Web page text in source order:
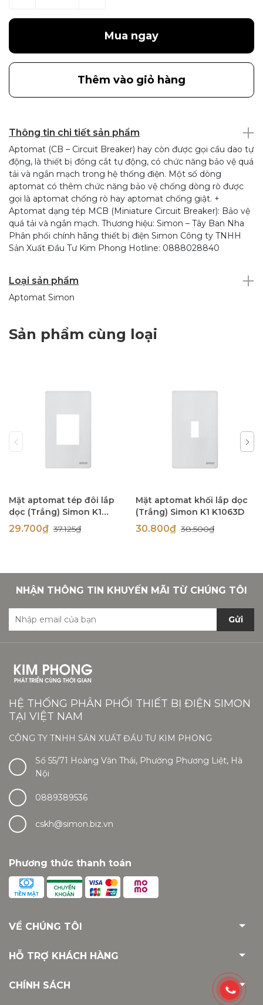
Mua ngay
Thêm vào giỏ hàng
Thông tin chi tiết sản phẩm
Aptomat (CB – Circuit Breaker) hay còn được gọi cầu dao tự
động, là thiết bị đóng cắt tự động, có chức năng bảo vệ quá
tải và ngắn mạch trong hệ thống điện. Một số dòng
aptomat có thêm chức năng bảo vệ chống dòng rò được
gọi là aptomat chống rò hay aptomat chống giật. +
Aptomat dạng tép MCB (Miniature Circuit Breaker): Bảo vệ
quá tải và ngắn mạch. Thương hiệu: Simon – Tây Ban Nha
Phân phối chính hãng thiết bị điện Simon Công ty TNHH
Sản Xuất Đầu Tư Kim Phong Hotline: 0888028840
Loại sản phẩm
Aptomat Simon
Sản phẩm cùng loại
Mặt aptomat tép đôi lắp
dọc (Trắng) Simon K1
K1062D
29.700₫ 37.125₫
Mặt aptomat khối lắp dọc
(Trắng) Simon K1 K1063D
30.800₫ 38.500₫
NHẬN THÔNG TIN KHUYẾN MÃI TỪ CHÚNG TÔI
Gửi
HỆ THỐNG PHÂN PHỐI THIẾT BỊ ĐIỆN SIMON
TẠI VIỆT NAM
CÔNG TY TNHH SẢN XUẤT ĐẦU TƯ KIM PHONG
Số 55/71 Hoàng Văn Thái, Phường Phương Liệt, Hà
Nội
0889389536
cskh@simon.biz.vn
Phương thức thanh toán
VỀ CHÚNG TÔI
HỖ TRỢ KHÁCH HÀNG
CHÍNH SÁCH